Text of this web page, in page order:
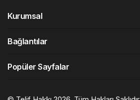
Kurumsal
Bağlantılar
Popüler Sayfalar